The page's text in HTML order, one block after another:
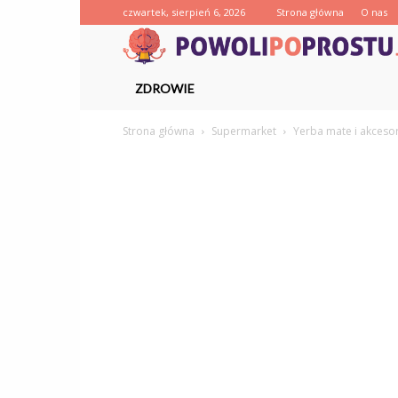
czwartek, sierpień 6, 2026 Strona główna O nas
ZDROWIE
Strona główna Supermarket Yerba mate i